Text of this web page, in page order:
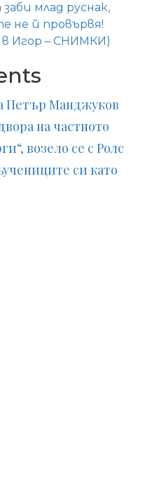
млад руснак,
не й провървя!
в Игор – СНИМКИ)
Петър Манджуков
на частното
возело се с Ролс
си като